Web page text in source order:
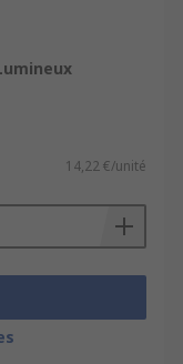
14,22 €/unité